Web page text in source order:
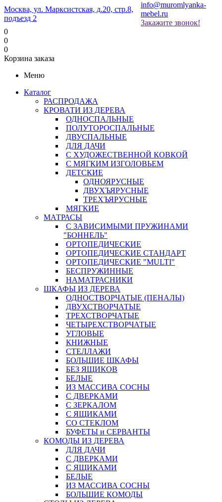
Москва, ул. Марксистская, д.20, стр.8,
подъезд 2
info@muromlyanka-
mebel.ru
Закажите звонок!
0
0
0
Корзина заказа
Меню
Каталог
РАСПРОДАЖА
КРОВАТИ ИЗ ДЕРЕВА
ОДНОСПАЛЬНЫЕ
ПОЛУТОРОСПАЛЬНЫЕ
ДВУСПАЛЬНЫЕ
ДЛЯ ДАЧИ
С ХУДОЖЕСТВЕННОЙ КОВКОЙ
С МЯГКИМ ИЗГОЛОВЬЕМ
ДЕТСКИЕ
ОДНОЯРУСНЫЕ
ДВУХЪЯРУСНЫЕ
ТРЕХЪЯРУСНЫЕ
МЯГКИЕ
МАТРАСЫ
С ЗАВИСИМЫМИ ПРУЖИНАМИ
"БОННЕЛЬ"
ОРТОПЕДИЧЕСКИЕ
ОРТОПЕДИЧЕСКИЕ СТАНДАРТ
ОРТОПЕДИЧЕСКИЕ "MULTI"
БЕСПРУЖИННЫЕ
НАМАТРАСНИКИ
ШКАФЫ ИЗ ДЕРЕВА
ОДНОСТВОРЧАТЫЕ (ПЕНАЛЫ)
ДВУХСТВОРЧАТЫЕ
ТРЕХСТВОРЧАТЫЕ
ЧЕТЫРЕХСТВОРЧАТЫЕ
УГЛОВЫЕ
КНИЖНЫЕ
СТЕЛЛАЖИ
БОЛЬШИЕ ШКАФЫ
БЕЗ ЯЩИКОВ
БЕЛЫЕ
ИЗ МАССИВА СОСНЫ
С ДВЕРКАМИ
С ЗЕРКАЛОМ
С ЯЩИКАМИ
СО СТЕКЛОМ
БУФЕТЫ и СЕРВАНТЫ
КОМОДЫ ИЗ ДЕРЕВА
ДЛЯ ДАЧИ
С ДВЕРКАМИ
С ЯЩИКАМИ
БЕЛЫЕ
ИЗ МАССИВА СОСНЫ
БОЛЬШИЕ КОМОДЫ